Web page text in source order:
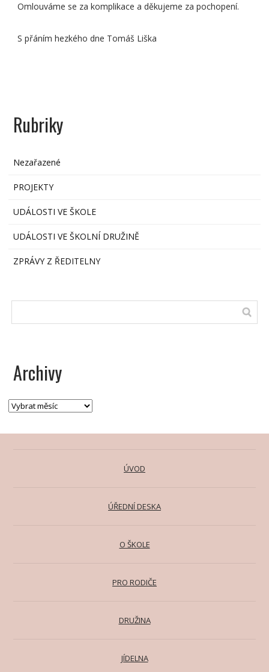
Omlouváme se za komplikace a děkujeme za pochopení.
S přáním hezkého dne Tomáš Liška
Rubriky
Nezařazené
PROJEKTY
UDÁLOSTI VE ŠKOLE
UDÁLOSTI VE ŠKOLNÍ DRUŽINĚ
ZPRÁVY Z ŘEDITELNY
Archivy
ÚVOD
ÚŘEDNÍ DESKA
O ŠKOLE
PRO RODIČE
DRUŽINA
JÍDELNA